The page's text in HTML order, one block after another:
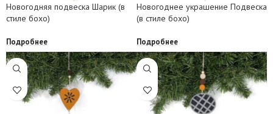
Новогодняя подвеска Шарик (в
стиле бохо)
Подробнее
Новогоднее украшение Подвеска
(в стиле бохо)
Подробнее